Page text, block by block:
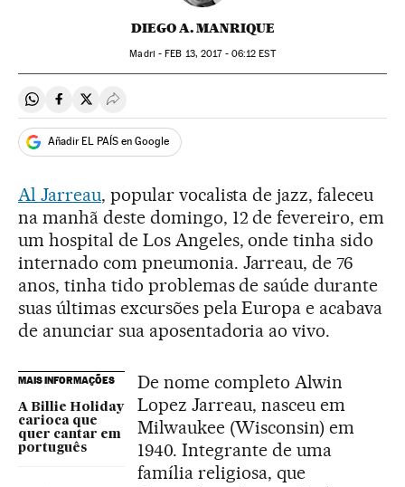
DIEGO A. MANRIQUE
Madri -FEB 13, 2017 - 06:12 EST
Compartir en Whatsapp
Compartir en Facebook
Compartir en Twitter
Desplegar Redes Sociales
Añadir EL PAÍS en Google
Al Jarreau, popular vocalista de jazz, faleceu
na manhã deste domingo, 12 de fevereiro, em
um hospital de Los Angeles, onde tinha sido
internado com pneumonia. Jarreau, de 76
anos, tinha tido problemas de saúde durante
suas últimas excursões pela Europa e acabava
de anunciar sua aposentadoria ao vivo.
MAIS INFORMAÇÕES
A Billie Holiday
carioca que
quer cantar em
português
De nome completo Alwin
Lopez Jarreau, nasceu em
Milwaukee (Wisconsin) em
1940. Integrante de uma
família religiosa, que